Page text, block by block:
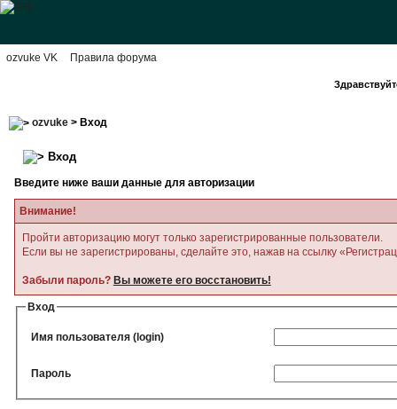
ozvuke VK Правила форума
ozvuke> Вход
Вход
Введите ниже ваши данные для авторизации
Внимание!
Пройти авторизацию могут только зарегистрированные пользователи.
Если вы не зарегистрированы, сделайте это, нажав на ссылку
Забыли пароль? Вы можете его восстановить!
Вход
Имя пользователя (login)
Пароль